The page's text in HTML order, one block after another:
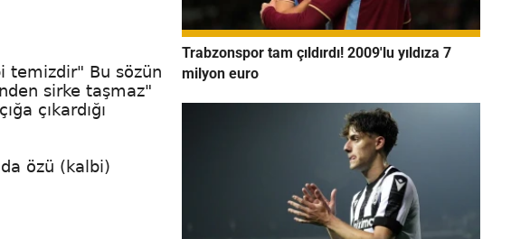
temizdir" Bu sözün
sirke taşmaz"
çıkardığı
özü (kalbi)
Trabzonspor tam çıldırdı! 2009'lu yıldıza 7
milyon euro